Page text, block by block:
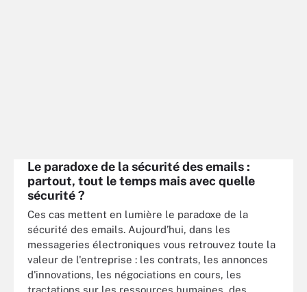
Le paradoxe de la sécurité des emails :
partout, tout le temps mais avec quelle
sécurité ?
Ces cas mettent en lumière le paradoxe de la
sécurité des emails. Aujourd’hui, dans les
messageries électroniques vous retrouvez toute la
valeur de l'entreprise : les contrats, les annonces
d'innovations, les négociations en cours, les
tractations sur les ressources humaines, des